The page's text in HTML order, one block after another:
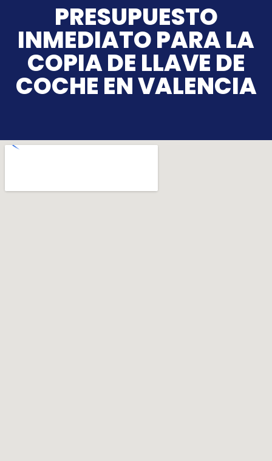
PRESUPUESTO
INMEDIATO PARA LA
COPIA DE LLAVE DE
COCHE EN VALENCIA